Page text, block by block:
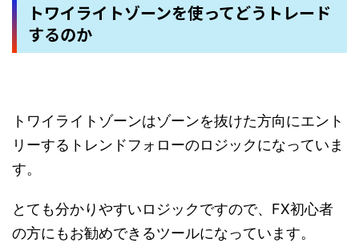
トワイライトゾーンを使ってどうトレード
するのか
トワイライトゾーンはゾーンを抜けた方向にエント
リーするトレンドフォローのロジックになっていま
す。
とても分かりやすいロジックですので、FX初心者
の方にもお勧めできるツールになっています。